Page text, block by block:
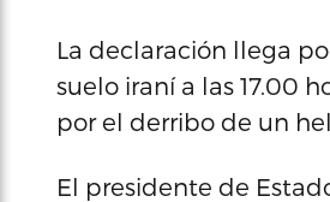
La declaración llega
suelo iraní a las 17.00
por el derribo de un
El presidente de